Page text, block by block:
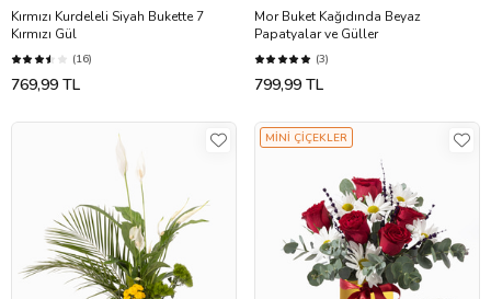
Kırmızı Kurdeleli Siyah Bukette 7
Kırmızı Gül
(16)
769,99 TL
Mor Buket Kağıdında Beyaz
Papatyalar ve Güller
(3)
799,99 TL
MİNİ ÇİÇEKLER